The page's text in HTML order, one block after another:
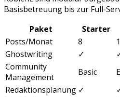
Basisbetreuung bis zur Full-
Paket
Starter
Posts/Monat
8
Ghostwriting
✓
Community
Management
Basic
Redaktionsplanung ✓